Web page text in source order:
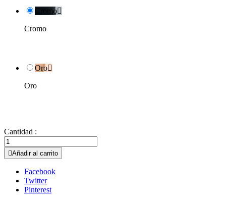
Cromo
Cromo
Oro
Oro
Cantidad :
Añadir al carrito
Facebook
Twitter
Pinterest